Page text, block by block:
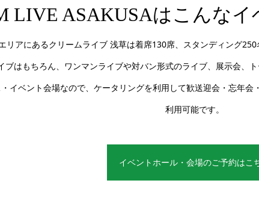
LIVE ASAKUSAはこんなイ
リアにあるクリームライブ 浅草は着席130席、スタンディング
はもちろん、ワンマンライブや対バン形式のライブ、展示会、
イベント会場なので、ケータリングを利用して歓送迎会・忘年
利用可能です。
イベントホール・会場のご予約はこ